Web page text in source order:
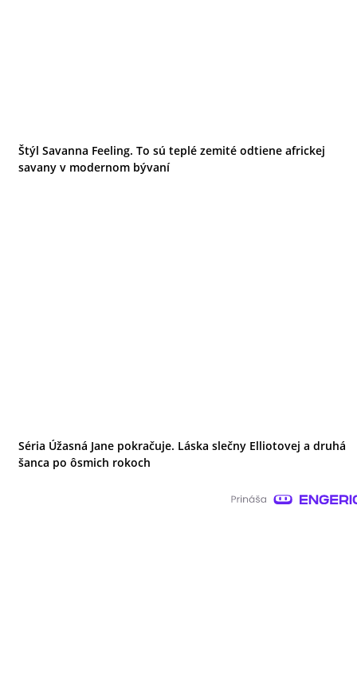
Štýl Savanna Feeling. To sú teplé zemité odtiene africkej
savany v modernom bývaní
Séria Úžasná Jane pokračuje. Láska slečny Elliotovej a druhá
šanca po ôsmich rokoch